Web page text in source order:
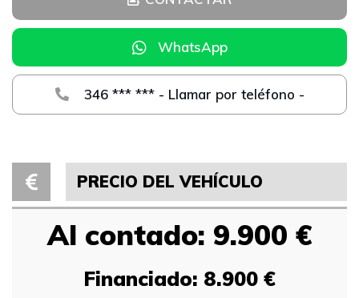
WhatsApp
346 *** *** - Llamar por teléfono -
PRECIO DEL VEHÍCULO
Al contado: 9.900 €
Financiado: 8.900 €